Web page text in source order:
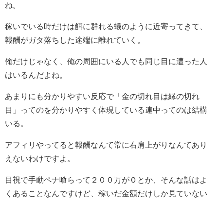
ね。
稼いでいる時だけは餌に群れる蟻のように近寄ってきて、
報酬がガタ落ちした途端に離れていく。
俺だけじゃなく、俺の周囲にいる人でも同じ目に遭った人
はいるんだよね。
あまりにも分かりやすい反応で「金の切れ目は縁の切れ
目」ってのを分かりやすく体現している連中ってのは結構
いる。
アフィリやってると報酬なんて常に右肩上がりなんてあり
えないわけですよ。
目視で手動ペナ喰らって２００万が０とか、そんな話はよ
くあることなんですけど、稼いだ金額だけしか見ていない